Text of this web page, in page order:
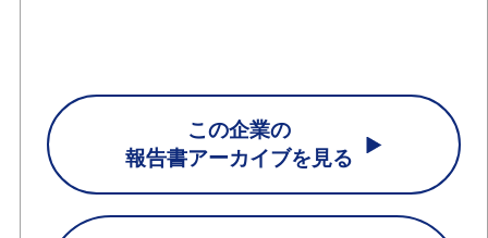
この企業の
報告書アーカイブを見る